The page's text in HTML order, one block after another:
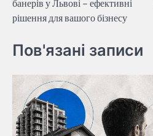
банерів у Львові – ефективні
рішення для вашого бізнесу
Пов'язані записи